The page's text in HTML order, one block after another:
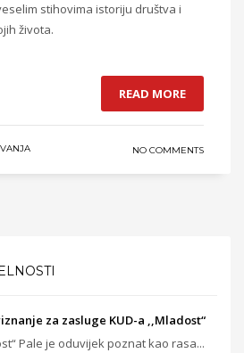
stihovima istoriju društva i
života.
READ MORE
NO COMMENTS
za zasluge KUD-a ,,Mladost“
Pale je oduvijek poznat kao rasa...